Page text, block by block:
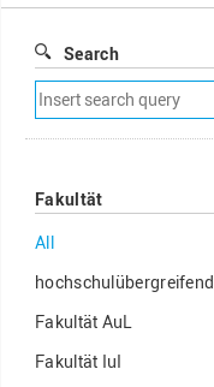
Search
Remove
search
filter
Fakultät
All
hochschulübergreifend
Fakultät AuL
Fakultät IuI